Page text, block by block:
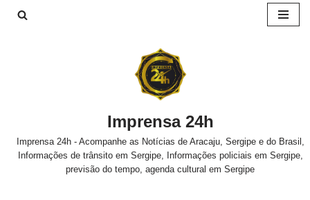
Imprensa 24h
Imprensa 24h - Acompanhe as Notícias de Aracaju, Sergipe e do Brasil,
Informações de trânsito em Sergipe, Informações policiais em Sergipe,
previsão do tempo, agenda cultural em Sergipe